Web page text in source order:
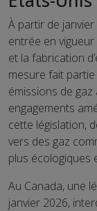
À partir de
entrée en
et la fabrication
mesure fait
émissions de
engagements
cette législation,
vers des gaz
plus écologiques
Au Canada, une
janvier 2026,